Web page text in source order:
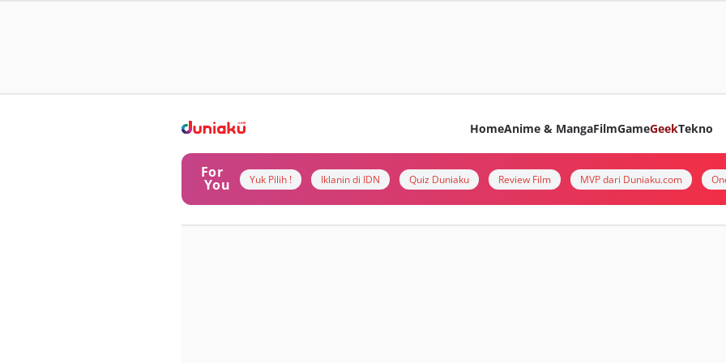
HomeAnime & MangaFilmGameGeekTekno
For
You Yuk Pilih ! Iklanin di IDN Quiz Duniaku Review Film MVP dari Duniaku.com